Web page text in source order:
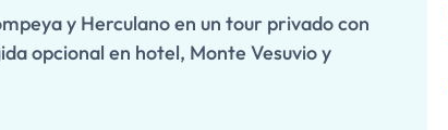
y Herculano en un tour privado con
opcional en hotel, Monte Vesuvio y